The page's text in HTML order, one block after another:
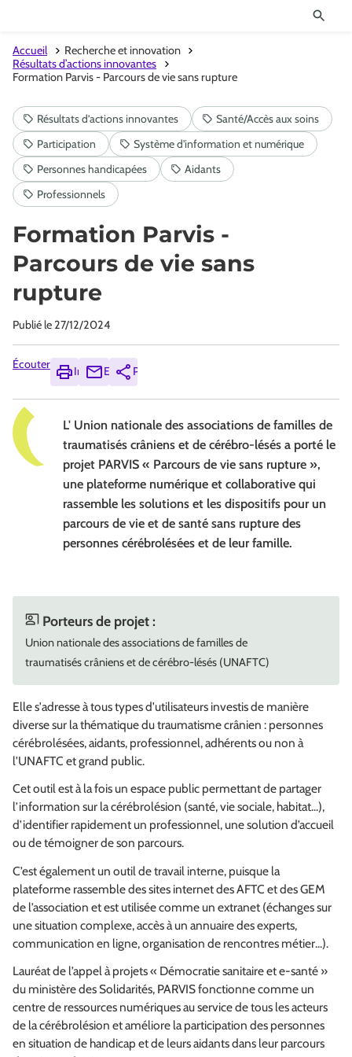
Accueil
Recherche et innovation
Résultats d’actions innovantes
Formation Parvis - Parcours de vie sans rupture
Formation Parvis -
Parcours de vie sans
rupture
Publié le 27/12/2024
Écouter
ImprimerEnvoyerPartager
L' Union nationale des associations de familles de
traumatisés crâniens et de cérébro-lésés a porté le
projet PARVIS « Parcours de vie sans rupture »,
une plateforme numérique et collaborative qui
rassemble les solutions et les dispositifs pour un
parcours de vie et de santé sans rupture des
personnes cérébrolésées et de leur famille.
Porteurs de projet :
Union nationale des associations de familles de
traumatisés crâniens et de cérébro-lésés (UNAFTC)
Elle s'adresse à tous types d'utilisateurs investis de manière
diverse sur la thématique du traumatisme crânien : personnes
cérébrolésées, aidants, professionnel, adhérents ou non à
l'UNAFTC et grand public.
Cet outil est à la fois un espace public permettant de partager
l’information sur la cérébrolésion (santé, vie sociale, habitat...),
d’identifier rapidement un professionnel, une solution d’accueil
ou de témoigner de son parcours.
C’est également un outil de travail interne, puisque la
plateforme rassemble des sites internet des AFTC et des GEM
de l’association et est utilisée comme un extranet (échanges sur
une situation complexe, accès à un annuaire des experts,
communication en ligne, organisation de rencontres métier...).
Lauréat de l’appel à projets « Démocratie sanitaire et e-santé »
du ministère des Solidarités, PARVIS fonctionne comme un
centre de ressources numériques au service de tous les acteurs
de la cérébrolésion et améliore la participation des personnes
en situation de handicap et de leurs aidants dans leur parcours